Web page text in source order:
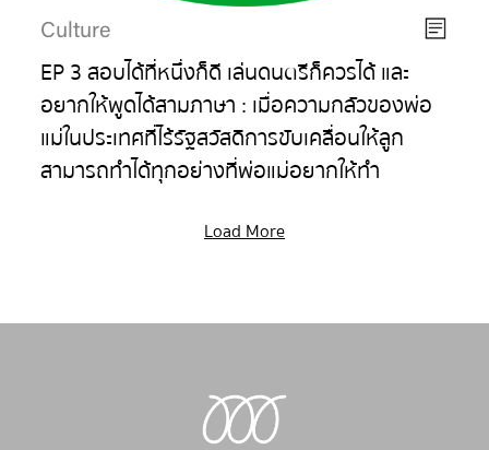
Culture
EP 3 สอบได้ที่หนึ่งก็ดี เล่นดนตรีก็ควรได้ และ
อยากให้พูดได้สามภาษา : เมื่อความกลัวของพ่อ
แม่ในประเทศที่ไร้รัฐสวัสดิการขับเคลื่อนให้ลูก
สามารถทำได้ทุกอย่างที่พ่อแม่อยากให้ทำ
Load More